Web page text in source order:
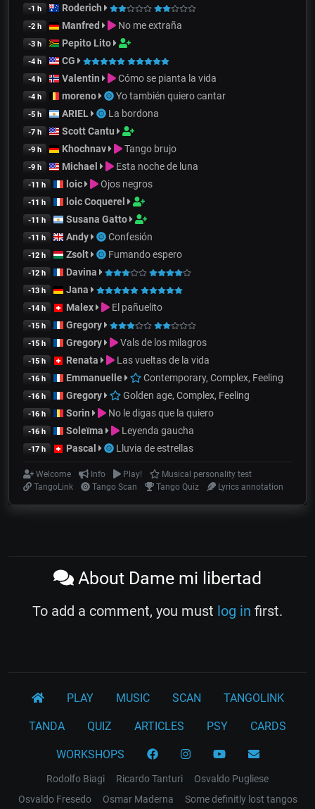
-1 h Roderich
-2 h Manfred No me extraña
-3 h Pepito Lito
-4 h CG
-4 h Valentin Cómo se pianta la vida
-4 h moreno Yo también quiero cantar
-5 h ARIEL La bordona
-7 h Scott Cantu
-9 h Khochnav Tango brujo
-9 h Michael Esta noche de luna
-11 h loic Ojos negros
-11 h loic Coquerel
-11 h Susana Gatto
-11 h Andy Confesión
-12 h Zsolt Fumando espero
-12 h Davina
-13 h Jana
-14 h Malex El pañuelito
-15 h Gregory
-15 h Gregory Vals de los milagros
-15 h Renata Las vueltas de la vida
-16 h Emmanuelle Contemporary, Complex, Feeling
-16 h Gregory Golden age, Complex, Feeling
-16 h Sorin No le digas que la quiero
-16 h Soleïma Leyenda gaucha
-17 h Pascal Lluvia de estrellas
Welcome Info Play!
Musical personality test
TangoLink
Tango Scan Tango Quiz Lyrics annotation
About Dame mi libertad
To add a comment, you must log in first.
PLAY MUSIC SCAN TANGOLINK
TANDA QUIZ ARTICLES PSY CARDS
WORKSHOPS
Rodolfo Biagi Ricardo Tanturi
Osvaldo Pugliese
Osvaldo Fresedo
Osmar Maderna Some definitly lost tangos